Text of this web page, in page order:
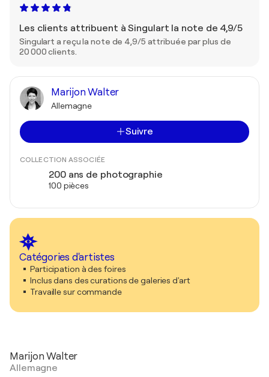
Les clients attribuent à Singulart la note de 4,9/5
Singulart a reçu la note de 4,9/5 attribuée par plus de
20 000 clients.
Marijon Walter
Allemagne
Suivre
COLLECTION ASSOCIÉE
200 ans de photographie
100 pièces
Catégories d'artistes
Participation à des foires
Inclus dans des curations de galeries d'art
Travaille sur commande
Marijon Walter
Allemagne